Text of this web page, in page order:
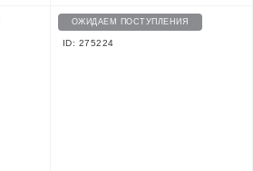
ОЖИДАЕМ ПОСТУПЛЕНИЯ
ID: 275224